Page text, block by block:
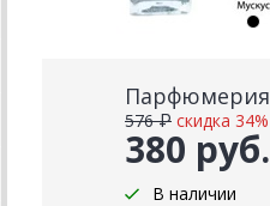
Парфюмерия
380 руб.
576 ₽ скидка 34%
В наличии